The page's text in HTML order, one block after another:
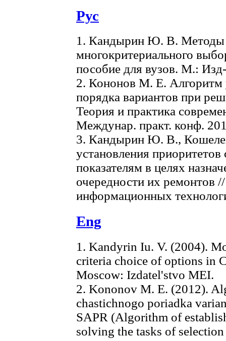
Рус
1. Кандырин Ю. В. Методы
многокритериального
пособие для вузов. М.:
2. Кононов М. Е. Алгоритм
порядка вариантов при
Теория и практика
Междунар. практ. конф.
3. Кандырин Ю. В.,
установления
показателям в целях
очередности их ремонтов
информационных
Eng
1. Kandyrin Iu. V. (2004).
criteria choice of options in
Moscow: Izdatel'stvo MEI.
2. Kononov M. E. (2012).
chastichnogo poriadka
SAPR (Algorithm of
solving the tasks of